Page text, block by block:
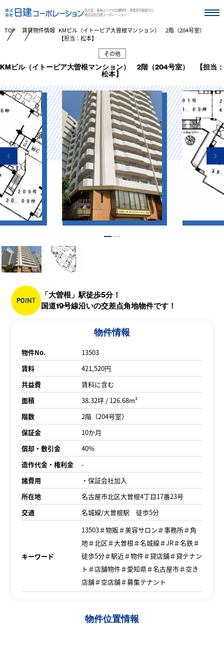
名古屋・東海エリアの店舗物件・事業用不動産なら
株式会社日建コーポレーション
TOP 賃貸物件情報 KMビル（イトーピア大曽根マンション） 2階（204号室）
【担当：松本】
その他
KMビル（イトーピア大曽根マンション） 2階（204号室） 【担当：
松本】
POINT
「大曽根」駅徒歩5分！
国道19号線沿いの交差点角地物件です！
物件情報
物件No.
13503
賃料
421,520円
共益費
賃料に含む
面積
38.32坪 / 126.68m²
階数
2階（204号室）
保証金
10か月
償却・敷引金
40%
造作代金・権利金
-
諸費用
・保証会社加入
所在地
名古屋市北区大曽根4丁目17番23号
交通
名城線/大曽根駅 徒歩5分
キーワード
13503＃物販＃美容サロン＃事務所＃角
地＃北区＃大曽根＃名城線＃JR＃名鉄＃
徒歩5分＃駅近＃物件＃貸店舗＃貸テナン
ト＃店舗物件＃愛知県＃名古屋市＃空き
店舗＃空店舗＃募集テナント
物件位置情報